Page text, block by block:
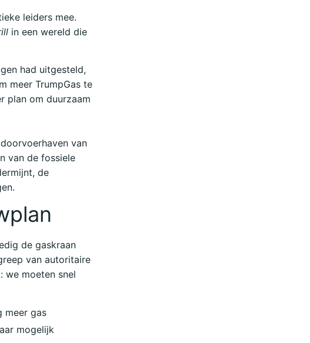
leiders mee.
in een wereld die
had uitgesteld,
meer TrumpGas te
plan om duurzaam
van
van de fossiele
de
de gaskraan
van autoritaire
we moeten snel
meer gas
mogelijk